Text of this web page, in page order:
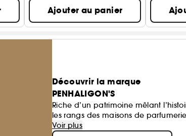
Ajouter au panier
Découvrir la marque
PENHALIGON'S
Riche d’un patrimoine mêlant
les rangs des maisons de
typiquement britanniques séduisent
Voir plus